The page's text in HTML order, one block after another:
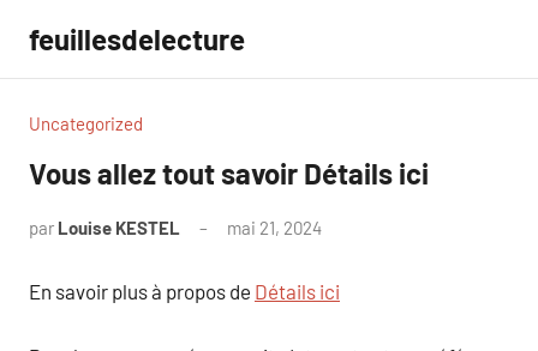
contenu
feuillesdelecture
Uncategorized
Vous allez tout savoir Détails ici
par Louise KESTEL mai 21, 2024
En savoir plus à propos de Détails ici